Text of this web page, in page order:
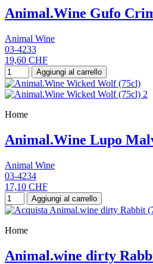
Animal.Wine Gufo
Animal Wine
03-4233
19,60 CHF
Aggiungi al carrello
Home
Animal.Wine Lupo
Animal Wine
03-4234
17,10 CHF
Aggiungi al carrello
Home
Animal.wine dirty